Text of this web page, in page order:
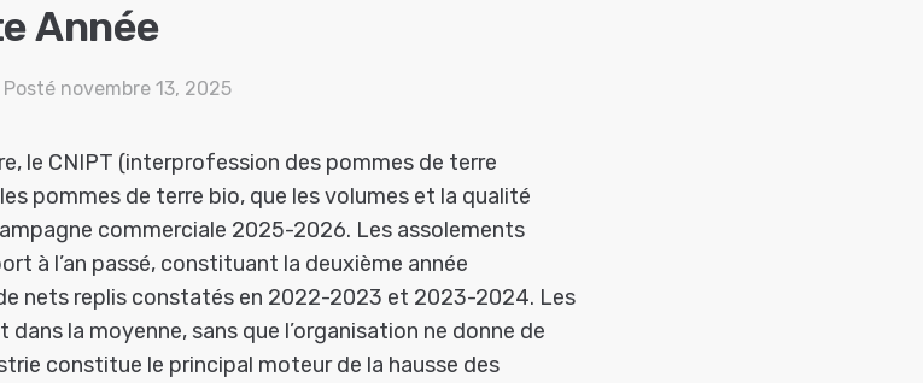
Année
Posté novembre 13, 2025
le CNIPT (interprofession des pommes de terre
pommes de terre bio, que les volumes et la qualité
commerciale 2025-2026. Les assolements
à l’an passé, constituant la deuxième année
nets replis constatés en 2022-2023 et 2023-2024. Les
la moyenne, sans que l’organisation ne donne de
constitue le principal moteur de la hausse des